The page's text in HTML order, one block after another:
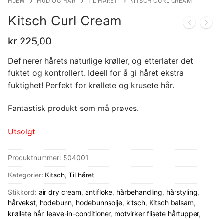
Kitsch Curl Cream
kr 225,00
Definerer hårets naturlige krøller, og etterlater det
fuktet og kontrollert. Ideell for å gi håret ekstra
fuktighet! Perfekt for krøllete og krusete hår.
Fantastisk produkt som må prøves.
Utsolgt
Produktnummer: 504001
Kategorier: Kitsch, Til håret
Stikkord: air dry cream, antifloke, hårbehandling, hårstyling,
hårvekst, hodebunn, hodebunnsolje, kitsch, Kitsch balsam,
krøllete hår, leave-in-conditioner, motvirker flisete hårtupper,